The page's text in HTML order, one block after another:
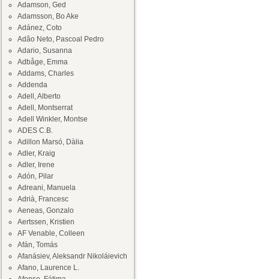
Adamson, Ged
Adamsson, Bo Ake
Adánez, Coto
Adâo Neto, Pascoal Pedro
Adario, Susanna
Adbåge, Emma
Addams, Charles
Addenda
Adell, Alberto
Adell, Montserrat
Adell Winkler, Montse
ADES C.B.
Adillon Marsó, Dàlia
Adler, Kraig
Adler, Irene
Adón, Pilar
Adreani, Manuela
Adrià, Francesc
Aeneas, Gonzalo
Aertssen, Kristien
AF Venable, Colleen
Afán, Tomás
Afanásiev, Aleksandr Nikoláievich
Afano, Laurence L.